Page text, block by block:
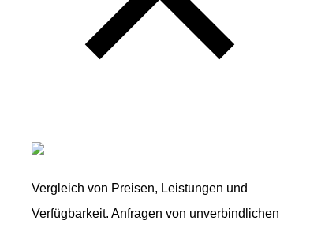
Vergleich von Preisen, Leistungen und
Verfügbarkeit. Anfragen von unverbindlichen